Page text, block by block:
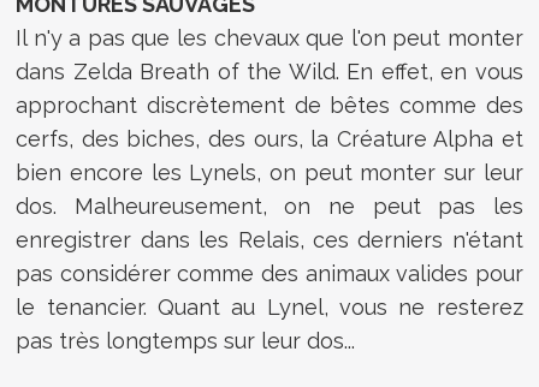
Il n'y a pas que les chevaux que l'on peut monter
dans Zelda Breath of the Wild. En effet, en vous
approchant discrètement de bêtes comme des
cerfs, des biches, des ours, la Créature Alpha et
bien encore les Lynels, on peut monter sur leur
dos. Malheureusement, on ne peut pas les
enregistrer dans les Relais, ces derniers n'étant
pas considérer comme des animaux valides pour
le tenancier. Quant au Lynel, vous ne resterez
pas très longtemps sur leur dos...